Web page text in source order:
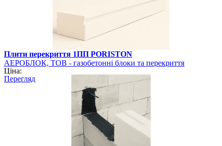
Плити перекриття 1ПП PORISTON
АЕРОБЛОК, ТОВ - газобетонні блоки та перекриття
PORISTON
Ціна:
Перегляд